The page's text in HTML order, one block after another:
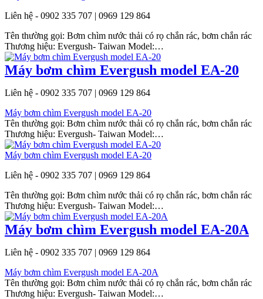
Liên hệ - 0902 335 707 | 0969 129 864
Tên thường gọi: Bơm chìm nước thải có rọ chắn rác, bơm chắn rác
Thương hiệu: Evergush- Taiwan Model:…
Máy bơm chìm Evergush model EA-20
Liên hệ - 0902 335 707 | 0969 129 864
Máy bơm chìm Evergush model EA-20
Tên thường gọi: Bơm chìm nước thải có rọ chắn rác, bơm chắn rác
Thương hiệu: Evergush- Taiwan Model:…
Máy bơm chìm Evergush model EA-20
Liên hệ - 0902 335 707 | 0969 129 864
Tên thường gọi: Bơm chìm nước thải có rọ chắn rác, bơm chắn rác
Thương hiệu: Evergush- Taiwan Model:…
Máy bơm chìm Evergush model EA-20A
Liên hệ - 0902 335 707 | 0969 129 864
Máy bơm chìm Evergush model EA-20A
Tên thường gọi: Bơm chìm nước thải có rọ chắn rác, bơm chắn rác
Thương hiệu: Evergush- Taiwan Model:…